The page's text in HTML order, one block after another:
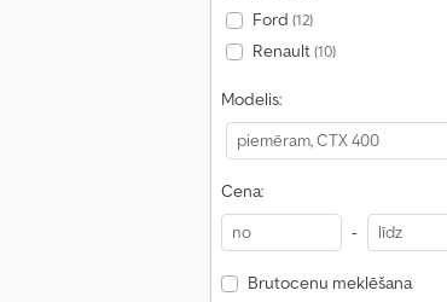
Ford (12)
Renault(10)
Modelis:
Cena:
-
Brutocenu meklēšana